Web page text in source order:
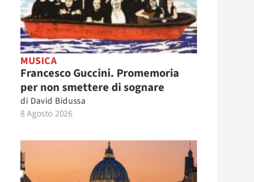
MUSICA
Francesco Guccini. Promemoria
per non smettere di sognare
di David Bidussa
8 Agosto 2026